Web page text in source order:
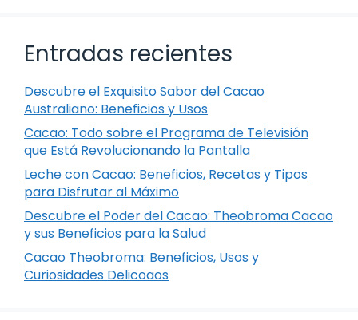
Entradas recientes
Descubre el Exquisito Sabor del Cacao
Australiano: Beneficios y Usos
Cacao: Todo sobre el Programa de Televisión
que Está Revolucionando la Pantalla
Leche con Cacao: Beneficios, Recetas y Tipos
para Disfrutar al Máximo
Descubre el Poder del Cacao: Theobroma Cacao
y sus Beneficios para la Salud
Cacao Theobroma: Beneficios, Usos y
Curiosidades Delicoaos